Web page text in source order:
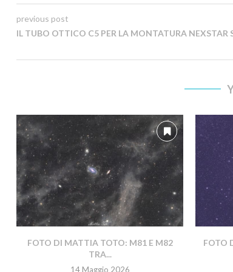
previous post
IL TUBO OTTICO C5 PER LA MONTATURA NEXSTAR
FOTO DI MATTIA TOTO: M81 E M82
TRA...
14 Maggio 2026
FOTO